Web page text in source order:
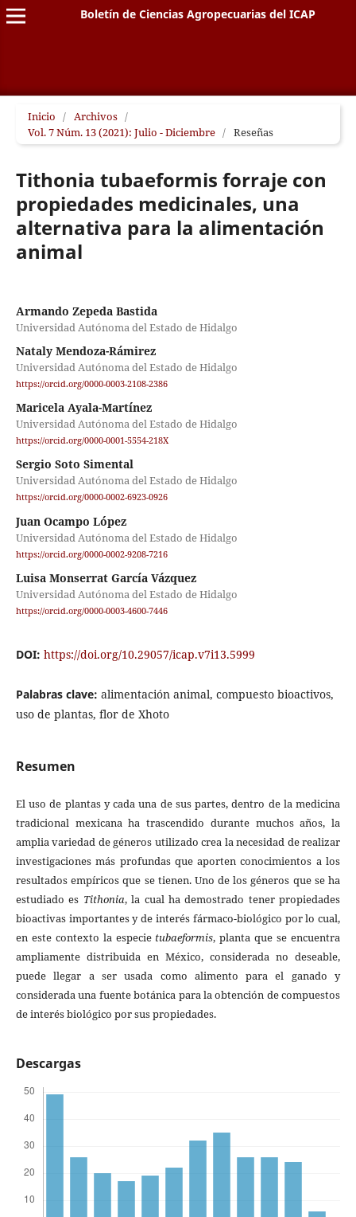
Boletín de Ciencias Agropecuarias del ICAP
Inicio / Archivos /
Vol. 7 Núm. 13 (2021): Julio - Diciembre / Reseñas
Tithonia tubaeformis forraje con
propiedades medicinales, una
alternativa para la alimentación
animal
Armando Zepeda Bastida
Universidad Autónoma del Estado de Hidalgo
Nataly Mendoza-Rámirez
Universidad Autónoma del Estado de Hidalgo
https://orcid.org/0000-0003-2108-2386
Maricela Ayala-Martínez
Universidad Autónoma del Estado de Hidalgo
https://orcid.org/0000-0001-5554-218X
Sergio Soto Simental
Universidad Autónoma del Estado de Hidalgo
https://orcid.org/0000-0002-6923-0926
Juan Ocampo López
Universidad Autónoma del Estado de Hidalgo
https://orcid.org/0000-0002-9208-7216
Luisa Monserrat García Vázquez
Universidad Autónoma del Estado de Hidalgo
https://orcid.org/0000-0003-4600-7446
DOI: https://doi.org/10.29057/icap.v7i13.5999
Palabras clave: alimentación animal, compuesto bioactivos,
uso de plantas, flor de Xhoto
Resumen
El uso de plantas y cada una de sus partes, dentro de la medicina
tradicional mexicana ha trascendido durante muchos años, la
amplia variedad de géneros utilizado crea la necesidad de realizar
investigaciones más profundas que aporten conocimientos a los
resultados empíricos que se tienen. Uno de los géneros que se ha
estudiado es Tithonia, la cual ha demostrado tener propiedades
bioactivas importantes y de interés fármaco-biológico por lo cual,
en este contexto la especie tubaeformis, planta que se encuentra
ampliamente distribuida en México, considerada no deseable,
puede llegar a ser usada como alimento para el ganado y
considerada una fuente botánica para la obtención de compuestos
de interés biológico por sus propiedades.
Descargas